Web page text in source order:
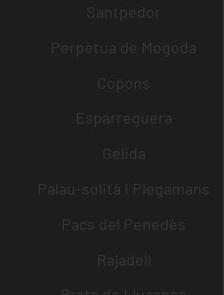
Santpedor
Perpètua de Mogoda
Copons
Esparreguera
Gelida
Palau-solità i Plegamans
Pacs del Penedès
Rajadell